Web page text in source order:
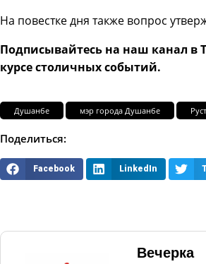
На повестке дня также вопрос
Подписывайтесь на наш канал в
курсе столичных событий.
Душанбе мэр города Душанбе
Поделиться:
Facebook LinkedIn
Вечерка